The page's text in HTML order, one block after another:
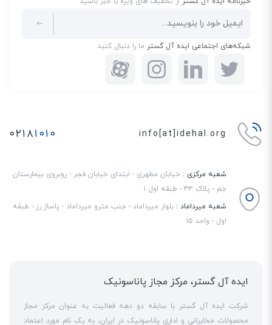
شبکه‌های اجتماعی ایده آل گسترما را دنبال کنید
info[at]idehal.org ۰۲۱۸۱۰۱۰
شعبه مرکزی : خیابان مطهری - ابتدای خیابان فجر - روبروی بیمارستان
جم - پلاک ۴۳ - طبقه اول ۱
شعبه میرداماد : بلوار میرداماد - جنب مترو میرداماد - پاساژ رز - طبقه
اول - واحد ۱۵
ایده آل گستر، مرکز مجاز پاناسونیک
شرکت ایده آل گستر با سابقه دو دهه فعالیت به عنوان مرکز مجاز
محصولات مخابراتی و اداری پاناسونیک در ایران، به یک نام مورد اعتماد